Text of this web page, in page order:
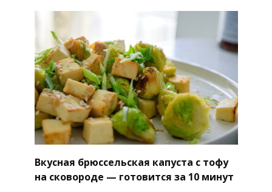
Вкусная брюссельская капуста с тофу
на сковороде — готовится за 10 минут